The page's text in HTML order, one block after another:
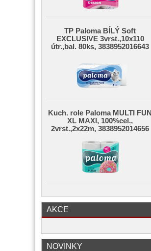
TP Paloma BÍLÝ Soft
EXCLUSIVE 3vrst.,10x110
útr.,bal. 80ks, 3838952016643
Kuch. role Paloma MULTI FUN
XL MAXI, 100%cel.,
2vrst.,2x22m, 3838952014656
AKCE
NOVINKY